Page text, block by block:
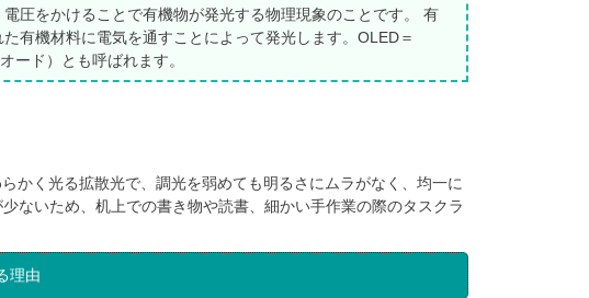
圧をかけることで有機物が発光する物理現象のことです。 有
有機材料に電気を通すことによって発光します。OLED＝
ード）とも呼ばれます。
かく光る拡散光で、調光を弱めても明るさにムラがなく、均一に
ないため、机上での書き物や読書、細かい手作業の際のタスクラ
理由